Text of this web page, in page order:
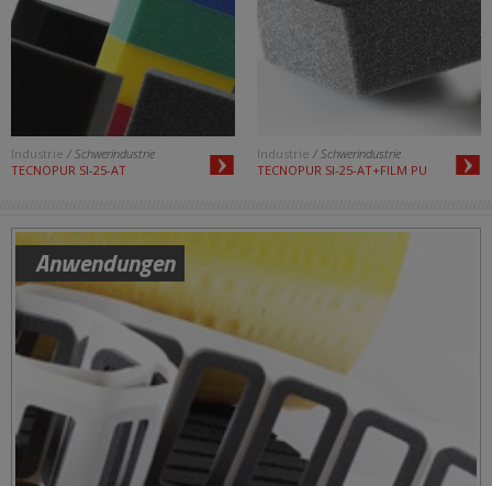
Industrie / Schwerindustrie
TECNOPUR SI-25-AT
Industrie / Schwerindustrie
TECNOPUR SI-25-AT+FILM PU
Anwendungen